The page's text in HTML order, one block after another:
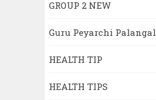
GROUP 2 NEW
Guru Peyarchi Palangal
HEALTH TIP
HEALTH TIPS